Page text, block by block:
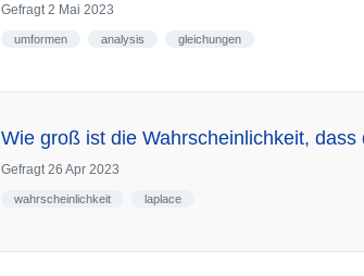
Gefragt 2 Mai 2023
umformen analysis gleichungen
Wie groß ist die Wahrscheinlichkeit,
Gefragt 26 Apr 2023
wahrscheinlichkeit laplace